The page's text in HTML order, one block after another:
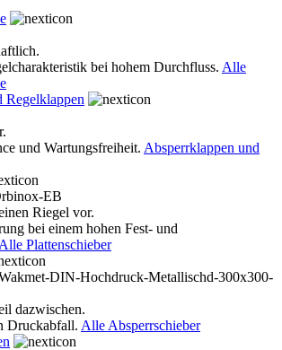
bei hohem Durchfluss. Alle
Regelklappen
und Wartungsfreiheit. Absperrklappen und
Riegel vor.
bei einem hohen Fest- und
Alle Plattenschieber
dazwischen.
Druckabfall. Alle Absperrschieber